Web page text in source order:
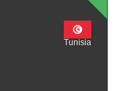
Tunisia